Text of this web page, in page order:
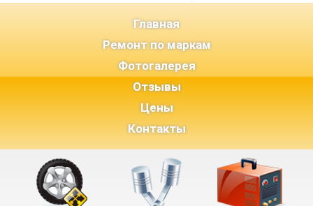
Главная(current)
Ремонт по маркам
Фотогалерея
Отзывы
Цены
Контакты